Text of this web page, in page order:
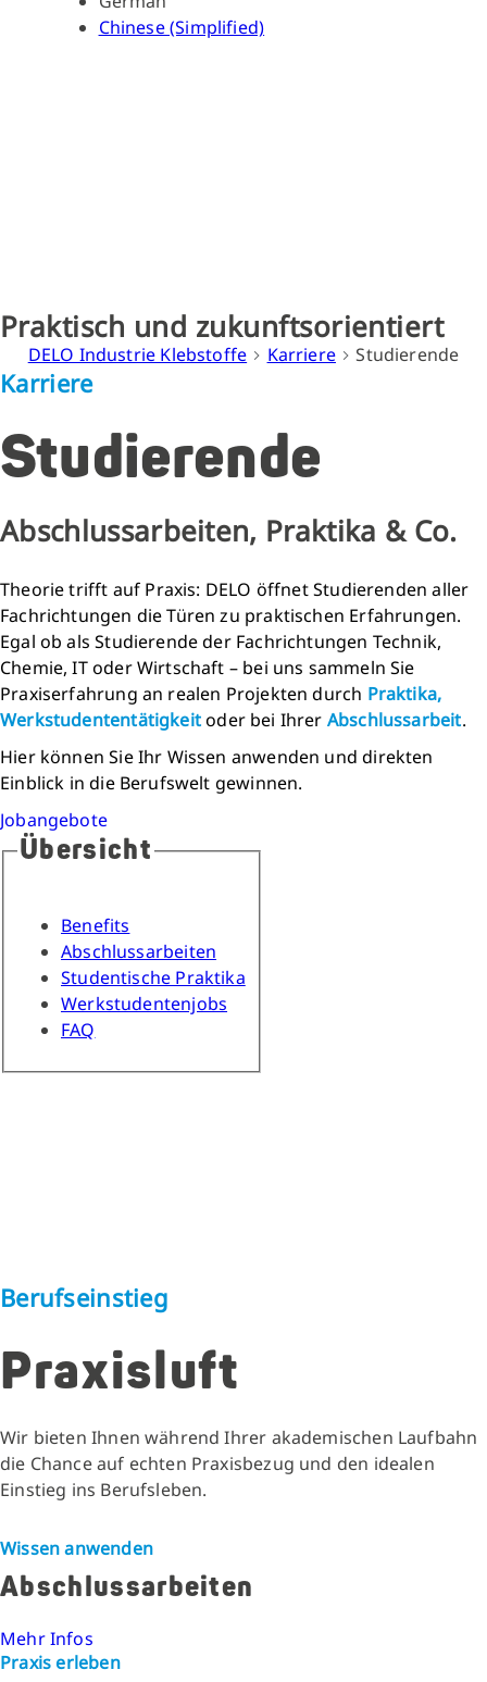
Chinese (Simplified)
Praktisch und zukunftsorientiert
DELO Industrie Klebstoffe Karriere Studierende
Karriere
Studierende
Abschlussarbeiten, Praktika & Co.
Theorie trifft auf Praxis: DELO öffnet Studierenden aller
Fachrichtungen die Türen zu praktischen Erfahrungen.
Egal ob als Studierende der Fachrichtungen Technik,
Chemie, IT oder Wirtschaft – bei uns sammeln Sie
Praxiserfahrung an realen Projekten durch Praktika,
Werkstudententätigkeitoder bei Ihrer Abschlussarbeit.
Hier können Sie Ihr Wissen anwenden und direkten
Einblick in die Berufswelt gewinnen.
Jobangebote
Übersicht
Benefits
Abschlussarbeiten
Studentische Praktika
Werkstudentenjobs
FAQ
Berufseinstieg
Praxisluft
Wir bieten Ihnen während Ihrer akademischen Laufbahn
die Chance auf echten Praxisbezug und den idealen
Einstieg ins Berufsleben.
Wissen anwenden
Abschlussarbeiten
Mehr Infos
Praxis erleben